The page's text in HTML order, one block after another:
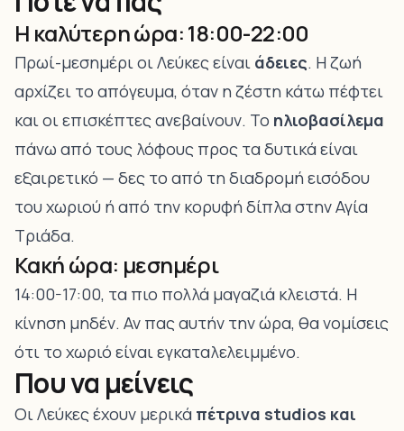
Η καλύτερη ώρα: 18:00-22:00
Πρωί-μεσημέρι οι Λεύκες είναι άδειες. Η ζωή
αρχίζει το απόγευμα, όταν η ζέστη κάτω πέφτει
και οι επισκέπτες ανεβαίνουν. Το ηλιοβασίλεμα
πάνω από τους λόφους προς τα δυτικά είναι
εξαιρετικό — δες το από τη διαδρομή εισόδου
του χωριού ή από την κορυφή δίπλα στην Αγία
Τριάδα.
Κακή ώρα: μεσημέρι
14:00-17:00, τα πιο πολλά μαγαζιά κλειστά. Η
κίνηση μηδέν. Αν πας αυτήν την ώρα, θα νομίσεις
ότι το χωριό είναι εγκαταλελειμμένο.
Που να μείνεις
Οι Λεύκες έχουν μερικά πέτρινα studios και